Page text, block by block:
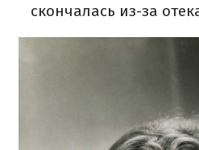
скончалась из-за